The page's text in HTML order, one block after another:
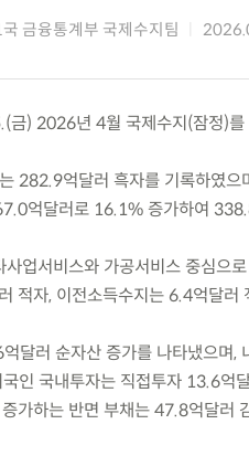
금융통계부 국제수지팀
금) 2026년 4월 국제수지(잠정)를
282.9억달러 흑자를 기록하였
억달러로 16.1% 증가하여
업서비스와 가공서비스 중심으
적자, 이전소득수지는 6.4억달러
달러 순자산 증가를 나타냈으며,
인 국내투자는 직접투자 13.6억
가하는 반면 부채는 47.8억달러